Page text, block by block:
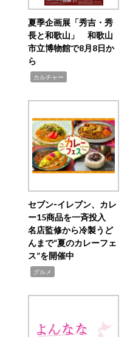
夏季企画展「秀吉・秀
長と和歌山」 和歌山
市立博物館で8月8日か
ら
カルチャー
セブン‐イレブン、カレ
ー15商品を一斉投入
名店監修から冷製うど
んまで“夏のカレーフェ
ス”を開催中
グルメ